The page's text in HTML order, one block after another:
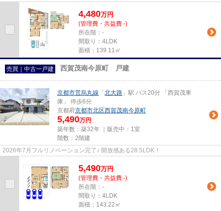
4,480万円
(管理費・共益費 -)
所在階：-
間取り：4LDK
面積：139.11㎡
売買｜中古一戸建 西賀茂南今原町 戸建
京都市営烏丸線 「 北大路 」駅 バス20分 「西賀茂車
庫」 停歩6分
京都府京都市北区西賀茂南今原町
5,490万円
築年数：築32年 ｜販売中： 1室
階数：2階建
2026年7月フルリノベーション完了♪ 開放感ある28.5LDK！
5,490万円
(管理費・共益費 -)
所在階：-
間取り：4LDK
面積：143.22㎡